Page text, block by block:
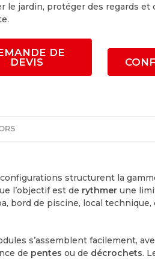
le jardin, protéger des regards et
DE
DEVIS
structurent la
l’objectif est de rythmer une
bord de piscine, local technique,
s’assemblent facilement,
de pentes ou de décrochets.